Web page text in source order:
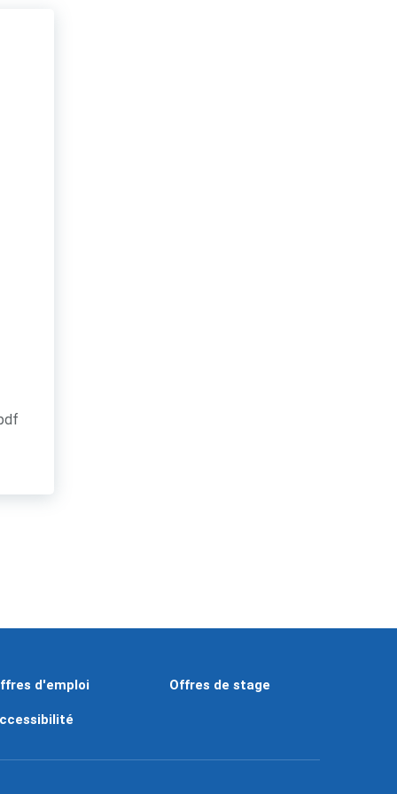
d'emploi Offres de stage